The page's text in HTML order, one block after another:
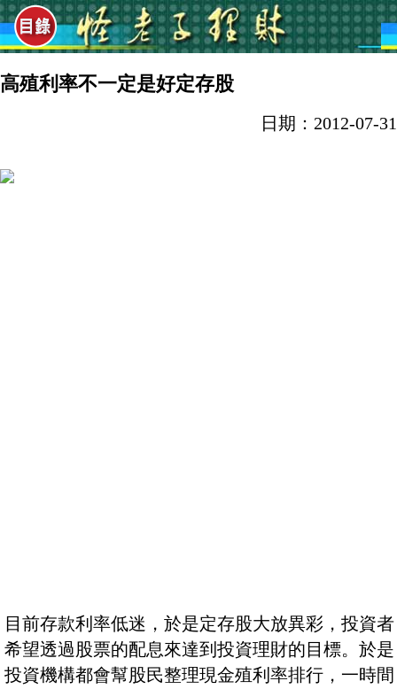
高殖利率不一定是好定存股
日期：2012-07-31
目前存款利率低迷，於是定存股大放異彩，投資者
希望透過股票的配息來達到投資理財的目標。於是
投資機構都會幫股民整理現金殖利率排行，一時間